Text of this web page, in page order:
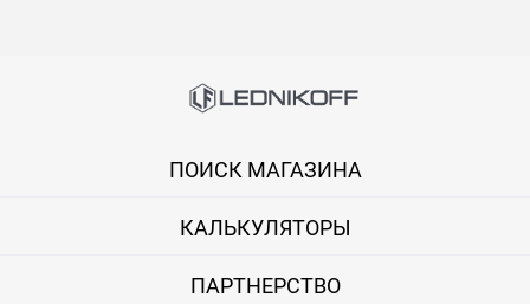
ПОИСК МАГАЗИНА
КАЛЬКУЛЯТОРЫ
ПАРТНЕРСТВО